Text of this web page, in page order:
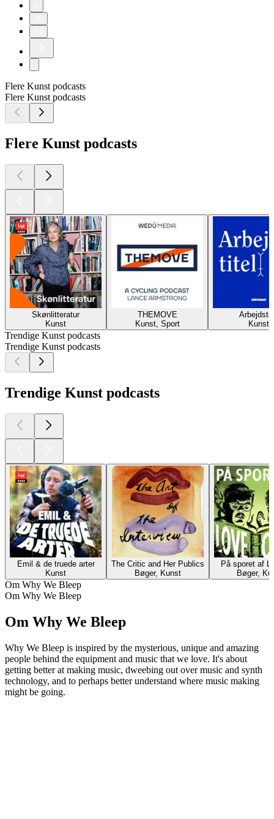
Flere Kunst podcasts
Flere Kunst podcasts
Flere Kunst podcasts
Skønlitteratur
Kunst
THEMOVE
Kunst, Sport
Kunst
Trendige Kunst podcasts
Trendige Kunst podcasts
Trendige Kunst podcasts
Emil & de truede arter
Kunst
The Critic and Her Publics
Bøger, Kunst
På sporet af
Bøger,
Om Why We Bleep
Om Why We Bleep
Om Why We Bleep
Why We Bleep is inspired by the mysterious, unique and amazing
people behind the equipment and music that we love. It's about
getting better at making music, dweebing out over music and synth
technology, and to perhaps better understand where music making
might be going.